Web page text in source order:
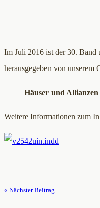
Im Juli 2016 ist der 30. Band
herausgegeben von
Häuser und Allianzen
Weitere Informationen zum
« Nächster Beitrag